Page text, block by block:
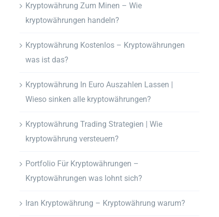
Kryptowährung Zum Minen – Wie
kryptowährungen handeln?
Kryptowährung Kostenlos – Kryptowährungen
was ist das?
Kryptowährung In Euro Auszahlen Lassen |
Wieso sinken alle kryptowährungen?
Kryptowährung Trading Strategien | Wie
kryptowährung versteuern?
Portfolio Für Kryptowährungen –
Kryptowährungen was lohnt sich?
Iran Kryptowährung – Kryptowährung warum?